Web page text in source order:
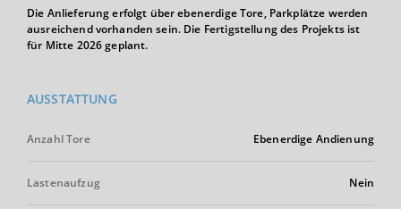
Die Anlieferung erfolgt über ebenerdige Tore, Parkplätze werden
ausreichend vorhanden sein. Die Fertigstellung des Projekts ist
für Mitte 2026 geplant.
AUSSTATTUNG
Anzahl Tore Ebenerdige Andienung
Lastenaufzug Nein